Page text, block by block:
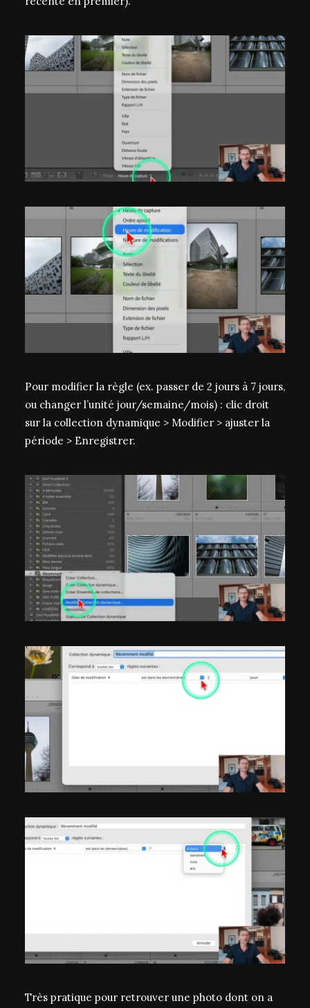
Pour modifier la règle (ex. passer de 2 jours à 7 jours,
ou changer l’unité jour/semaine/mois) : clic droit
sur la collection dynamique > Modifier > ajuster la
période > Enregistrer.
Très pratique pour retrouver une photo dont on a